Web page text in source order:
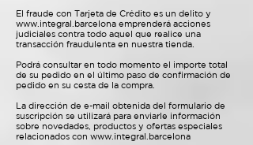
El fraude con Tarjeta de Crédito es un delito y
www.integral.barcelona emprenderá acciones
judiciales contra todo aquel que realice una
transacción fraudulenta en nuestra tienda.
Podrá consultar en todo momento el importe total
de su pedido en el último paso de confirmación de
pedido en su cesta de la compra.
La dirección de e-mail obtenida del formulario de
suscripción se utilizará para enviarle información
sobre novedades, productos y ofertas especiales
relacionados con www.integral.barcelona